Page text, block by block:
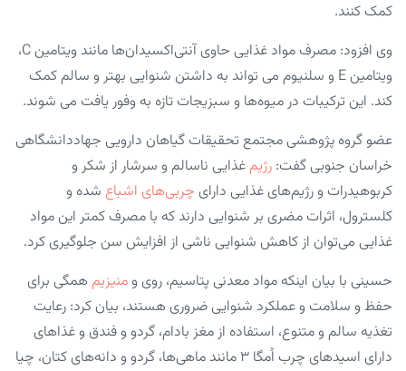
کمک کنند.
وی افزود: مصرف مواد غذایی حاوی آنتی‌اکسیدان‌ها مانند ویتامین C،
ویتامین E و سلنیوم می تواند به داشتن شنوایی بهتر و سالم کمک
کند. این ترکیبات در میوه‌ها و سبزیجات تازه به وفور یافت می شوند.
عضو گروه پژوهشی مجتمع تحقیقات گیاهان دارویی جهاددانشگاهی
خراسان جنوبی گفت: رژیم غذایی ناسالم و سرشار از شکر و
کربوهیدرات و رژیم‌های غذایی دارای چربی‌های اشباع شده و
کلسترول، اثرات مضری بر شنوایی دارند که با مصرف کمتر این مواد
غذایی می‌توان از کاهش شنوایی ناشی از افزایش سن جلوگیری کرد.
حسینی با بیان اینکه مواد معدنی پتاسیم، روی و منیزیم همگی برای
حفظ و سلامت و عملکرد شنوایی ضروری هستند، بیان کرد: رعایت
تغذیه سالم و متنوع، استفاده از مغز بادام، گردو و فندق و غذاهای
دارای اسیدهای چرب اُمگا ۳ مانند ماهی‌ها، گردو و دانه‌های کتان، چیا